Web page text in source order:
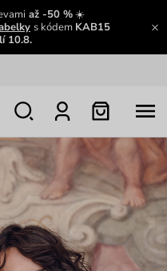
až -50 %☀️
s kódem KAB15
10.8.